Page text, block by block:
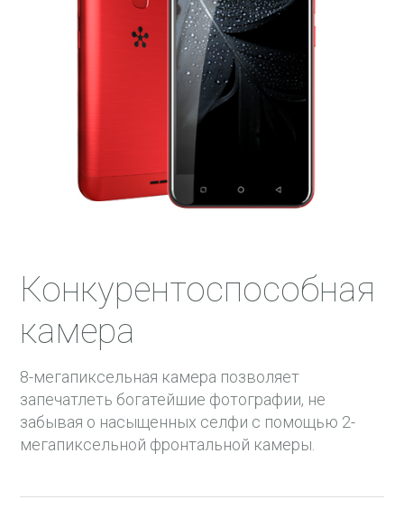
Конкурентоспособная
камера
8-мегапиксельная камера позволяет
запечатлеть богатейшие фотографии, не
забывая о насыщенных селфи с помощью 2-
мегапиксельной фронтальной камеры.